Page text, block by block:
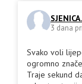
3 dana
Svako voli
ogromno
Traje sekund